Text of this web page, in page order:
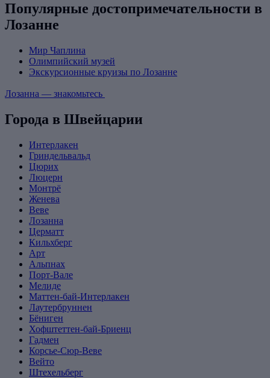
Популярные достопримечательности в
Лозанне
Мир Чаплина
Олимпийский музей
Экскурсионные круизы по Лозанне
Лозанна — знакомьтесь
Города в Швейцарии
Интерлакен
Гриндельвальд
Цюрих
Люцерн
Монтрё
Женева
Веве
Лозанна
Церматт
Кильхберг
Арт
Альпнах
Порт-Вале
Мелиде
Маттен-бай-Интерлакен
Лаутербруннен
Бёниген
Хофштеттен-бай-Бриенц
Гадмен
Корсье-Сюр-Веве
Вейто
Штехельберг